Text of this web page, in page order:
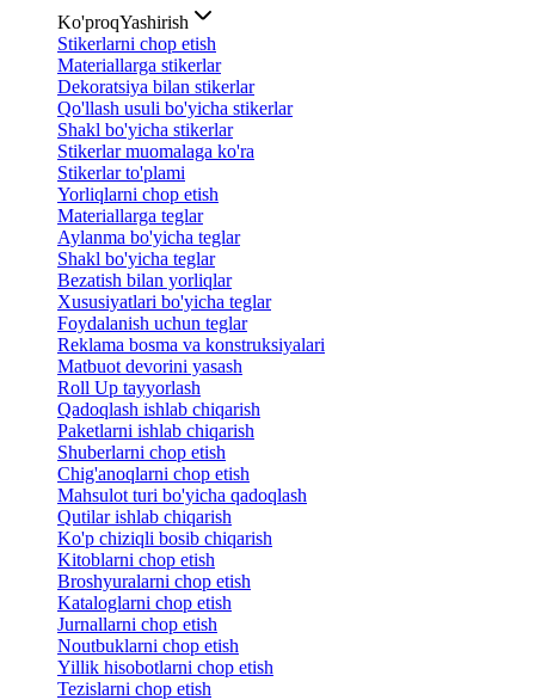
Ko'proqYashirish
Stikerlarni chop etish
Materiallarga stikerlar
Dekoratsiya bilan stikerlar
Qo'llash usuli bo'yicha stikerlar
Shakl bo'yicha stikerlar
Stikerlar muomalaga ko'ra
Stikerlar to'plami
Yorliqlarni chop etish
Materiallarga teglar
Aylanma bo'yicha teglar
Shakl bo'yicha teglar
Bezatish bilan yorliqlar
Xususiyatlari bo'yicha teglar
Foydalanish uchun teglar
Reklama bosma va konstruksiyalari
Matbuot devorini yasash
Roll Up tayyorlash
Qadoqlash ishlab chiqarish
Paketlarni ishlab chiqarish
Shuberlarni chop etish
Chig'anoqlarni chop etish
Mahsulot turi bo'yicha qadoqlash
Qutilar ishlab chiqarish
Ko'p chiziqli bosib chiqarish
Kitoblarni chop etish
Broshyuralarni chop etish
Kataloglarni chop etish
Jurnallarni chop etish
Noutbuklarni chop etish
Yillik hisobotlarni chop etish
Tezislarni chop etish